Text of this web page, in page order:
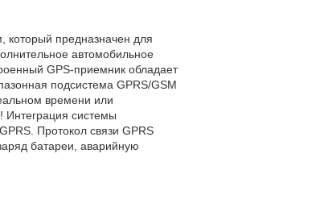
который предназначен для
автомобильное
GPS-приемник обладает
подсистема GPRS/GSM
времени или
Интеграция системы
Протокол связи GPRS
батареи, аварийную